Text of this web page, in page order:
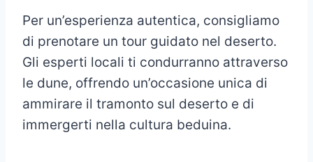
Per un’esperienza autentica, consigliamo
di prenotare un tour guidato nel deserto.
Gli esperti locali ti condurranno attraverso
le dune, offrendo un’occasione unica di
ammirare il tramonto sul deserto e di
immergerti nella cultura beduina.